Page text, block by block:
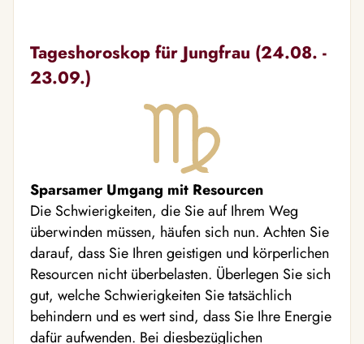
Tageshoroskop für Jungfrau (24.08. -
23.09.)
Sparsamer Umgang mit Resourcen
Die Schwierigkeiten, die Sie auf Ihrem Weg
überwinden müssen, häufen sich nun. Achten Sie
darauf, dass Sie Ihren geistigen und körperlichen
Resourcen nicht überbelasten. Überlegen Sie sich
gut, welche Schwierigkeiten Sie tatsächlich
behindern und es wert sind, dass Sie Ihre Energie
dafür aufwenden. Bei diesbezüglichen